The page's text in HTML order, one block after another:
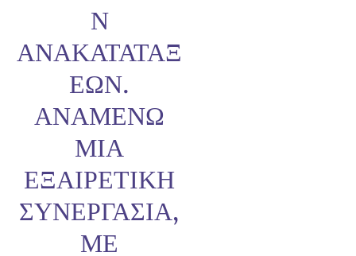
Ν
ΑΝΑΚΑΤΑΤΆΞ
ΕΩΝ.
ΑΝΑΜΈΝΩ
ΜΊΑ
ΕΞΑΙΡΕΤΙΚΉ
ΣΥΝΕΡΓΑΣΊΑ,
ΜΕ